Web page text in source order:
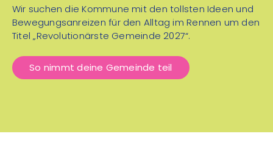
Wir suchen die Kommune mit den tollsten Ideen und
Bewegungsanreizen für den Alltag im Rennen um den
Titel „Revolutionärste Gemeinde 2027“.
So nimmt deine Gemeinde teil